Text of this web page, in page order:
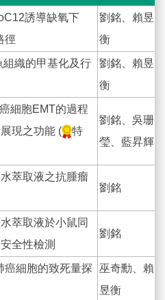
誘導缺氧下
徑
劉銘、賴昱
衡
織的甲基化及行
劉銘、賴昱
衡
細胞EMT的過程
現之功能 (
特
劉銘、吳珊
瑩、藍昇輝
萃取液之抗腫瘤
劉銘
萃取液於小鼠同
全性檢測
劉銘
癌細胞的致死量探
巫奇勳、賴
昱衡